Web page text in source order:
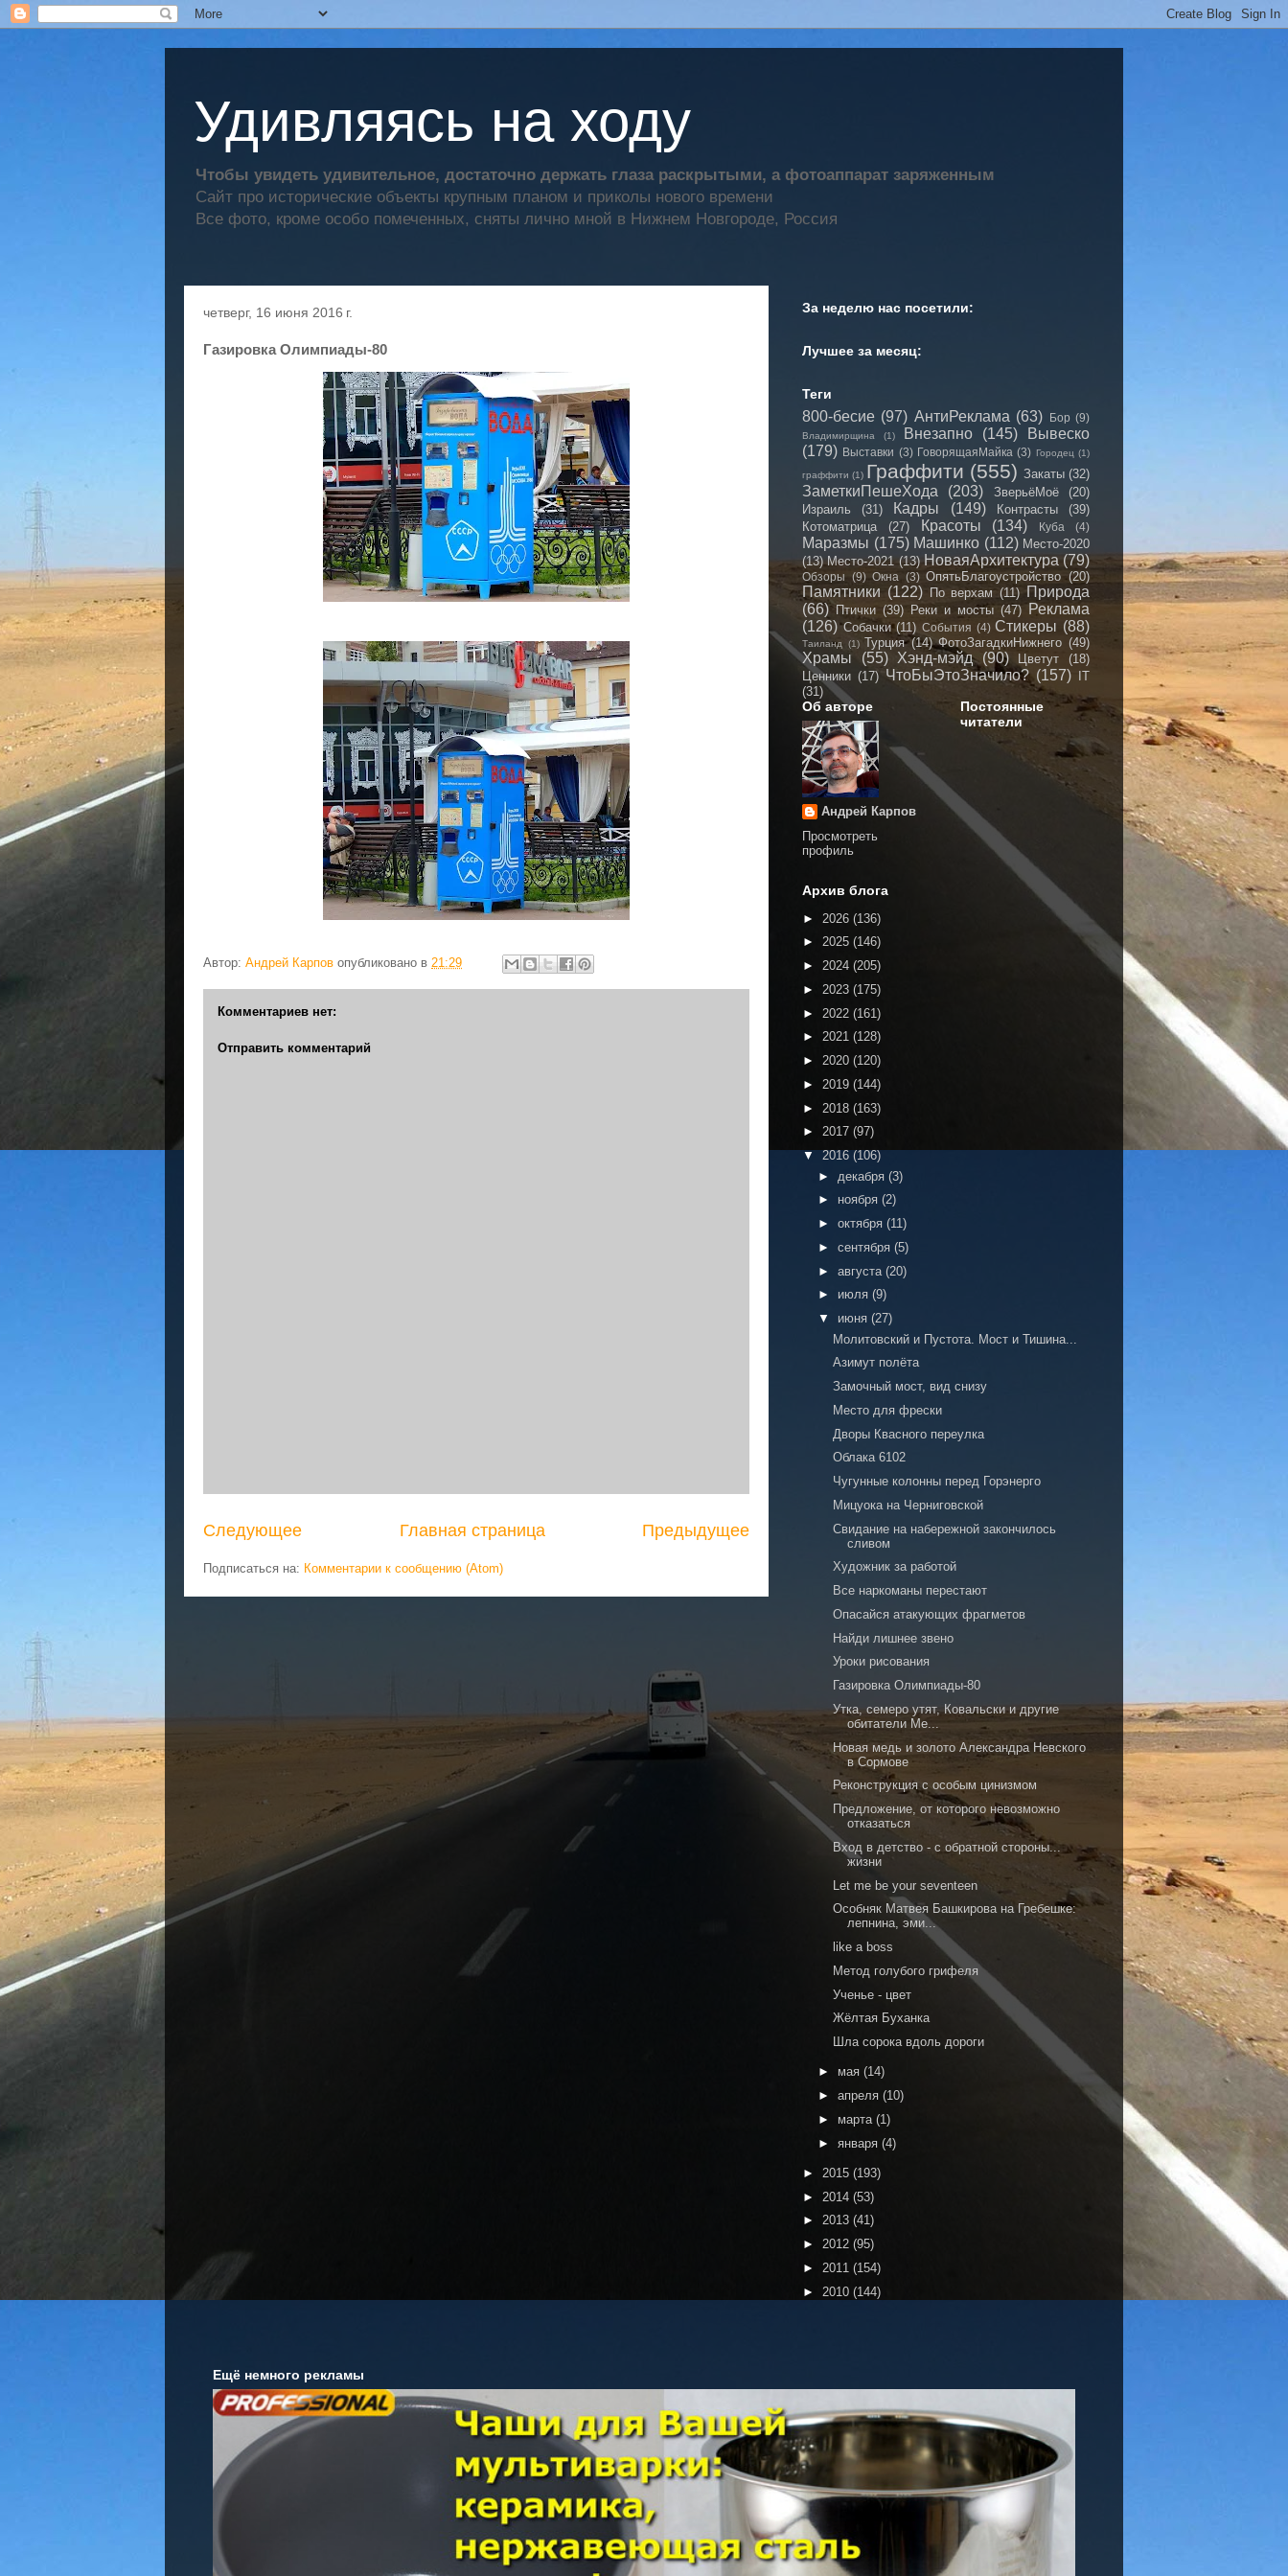
Удивляясь на ходу
Чтобы увидеть удивительное, достаточно держать глаза раскрытыми, а фотоаппарат заряженным
Сайт про исторические объекты крупным планом и приколы нового времени
Все фото, кроме особо помеченных, сняты лично мной в Нижнем Новгороде, Россия
четверг, 16 июня 2016 г.
Газировка Олимпиады-80
Автор: Андрей Карпов опубликовано в 21:29
Комментариев нет:
Отправить комментарий
Следующее Предыдущее
Главная страница
Подписаться на: Комментарии к сообщению (Atom)
За неделю нас посетили:
Лучшее за месяц:
Теги
800-бесие (97) АнтиРеклама (63) Бор (9)
Владимирщина (1) Внезапно (145)
Вывеско
(179) Выставки (3) ГоворящаяМайка (3) Городец (1)
граффити (1) Граффити (555) Закаты (32)
ЗаметкиПешеХода (203) ЗверьёМоё
(20)
Израиль
(31) Кадры (149) Контрасты
(39)
Котоматрица
(27) Красоты (134) Куба (4)
Маразмы (175) Машинко (112) Место-2020
(13) Место-2021 (13) НоваяАрхитектура (79)
Обзоры (9) Окна (3) ОпятьБлагоустройство (20)
Памятники (122) По верхам (11) Природа
(66) Птички (39) Реки и мосты (47) Реклама
(126) Собачки (11) События (4) Стикеры (88)
Таиланд (1) Турция (14) ФотоЗагадкиНижнего (49)
Храмы (55) Хэнд-мэйд (90) Цветут
(18)
Ценники (17) ЧтоБыЭтоЗначило? (157)
IT
(31)
Об авторе
Андрей Карпов
Просмотреть
профиль
Постоянные
читатели
Архив блога
► 2026 (136)
► 2025 (146)
► 2024 (205)
► 2023 (175)
► 2022 (161)
► 2021 (128)
► 2020 (120)
► 2019 (144)
► 2018 (163)
► 2017 (97)
▼ 2016 (106)
► декабря (3)
► ноября (2)
► октября (11)
► сентября (5)
► августа (20)
► июля (9)
▼ июня (27)
Молитовский и Пустота. Мост и Тишина...
Азимут полёта
Замочный мост, вид снизу
Место для фрески
Дворы Квасного переулка
Облака 6102
Чугунные колонны перед Горэнерго
Мицуока на Черниговской
Свидание на набережной закончилось
сливом
Художник за работой
Все наркоманы перестают
Опасайся атакующих фрагметов
Найди лишнее звено
Уроки рисования
Газировка Олимпиады-80
Утка, семеро утят, Ковальски и другие
обитатели Ме...
Новая медь и золото Александра Невского
в Сормове
Реконструкция с особым цинизмом
Предложение, от которого невозможно
отказаться
Вход в детство - с обратной стороны...
жизни
Let me be your seventeen
Особняк Матвея Башкирова на Гребешке:
лепнина, эми...
like a boss
Метод голубого грифеля
Ученье - цвет
Жёлтая Буханка
Шла сорока вдоль дороги
► мая (14)
► апреля (10)
► марта (1)
► января (4)
► 2015 (193)
► 2014 (53)
► 2013 (41)
► 2012 (95)
► 2011 (154)
► 2010 (144)
Ещё немного рекламы